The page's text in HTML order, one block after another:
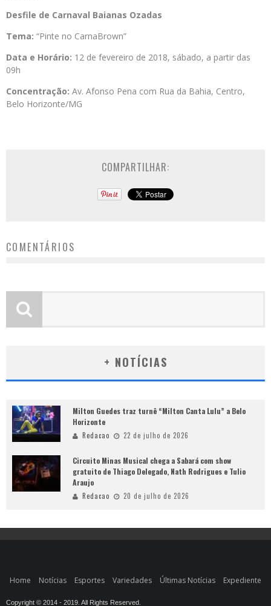
Desfile de Carnaval Baianas Ozadas
Tema: “Pinte no CarnaBrown”
Data e Horário: 12 de fevereiro de 2018, sábado, a partir das
09h
Concentração: Av. Afonso Pena com Rua da Bahia, Centro,
Belo Horizonte/MG
COMPARTILHAR:
COMENTÁRIOS
+ NOTÍCIAS
Milton Guedes traz turnê “Milton Canta Lulu” a Belo
Horizonte
Redacao 22 de julho de 2026
Circuito Minas Musical chega a Sabará com show
gratuito de Thiago Delegado, Nath Rodrigues e Tulio
Araujo
Redacao 20 de julho de 2026
Home Notícias Esportes Variedades Últimas Notícias Expediente
Copyright © 2014 - 2019. All Rights Reserved.